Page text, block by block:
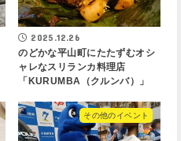
2025.12.26
のどかな平山町にたたずむオシ
ャレなスリランカ料理店
「KURUMBA（クルンバ）」
その他のイベント